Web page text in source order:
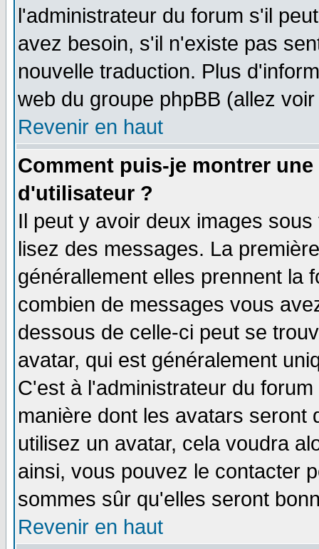
l'administrateur du forum s'il
avez besoin, s'il n'existe pas
nouvelle traduction. Plus
web du groupe phpBB (allez
Revenir en haut
Comment puis-je montrer
d'utilisateur ?
Il peut y avoir deux images
lisez des messages. La
générallement elles prennent la
combien de messages vous
dessous de celle-ci peut se
avatar, qui est généralement
C'est à l'administrateur du
manière dont les avatars seront
utilisez un avatar, cela voudra
ainsi, vous pouvez le contacter
sommes sûr qu'elles seront
Revenir en haut